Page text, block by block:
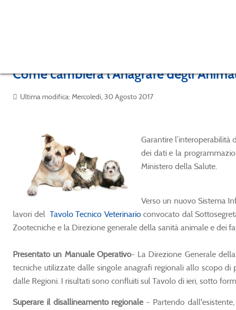
Come cambierà l'Anagrafe degli
Ultima modifica: Mercoledì, 30 Agosto 2017
Garantire l’interoperabilità
dei dati e la
Ministero della Salute.
Verso un nuovo Sistema
lavori del Tavolo Tecnico Veterinarioconvocato dal
Zootecniche e la Direzione generale della sanità animale e dei
Presentato un Manuale Operativo- La Direzione Generale
tecniche utilizzate dalle singole anagrafi regionali allo scopo
dalle Regioni. I risultati sono confluiti sul Tavolo di ieri, sotto
Superare il disallineamento regionale - Partendo